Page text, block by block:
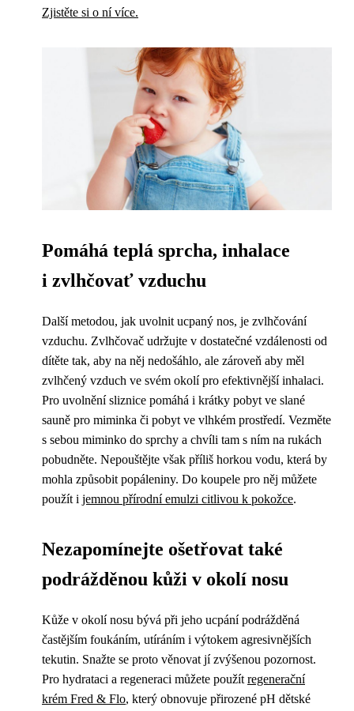
Zjistěte si o ní více.
Pomáhá teplá sprcha, inhalace
i zvlhčovať vzduchu
Další metodou, jak uvolnit ucpaný nos, je zvlhčování
vzduchu. Zvlhčovač udržujte v dostatečné vzdálenosti od
dítěte tak, aby na něj nedošáhlo, ale zároveň aby měl
zvlhčený vzduch ve svém okolí pro efektivnější inhalaci.
Pro uvolnění sliznice pomáhá i krátky pobyt ve slané
sauně pro miminka či pobyt ve vlhkém prostředí. Vezměte
s sebou miminko do sprchy a chvíli tam s ním na rukách
pobudněte. Nepouštějte však příliš horkou vodu, která by
mohla způsobit popáleniny. Do koupele pro něj můžete
použít i jemnou přírodní emulzi citlivou k pokožce.
Nezapomínejte ošetřovat také
podrážděnou kůži v okolí nosu
Kůže v okolí nosu bývá při jeho ucpání podrážděná
častějším foukáním, utíráním i výtokem agresivnějších
tekutin. Snažte se proto věnovat jí zvýšenou pozornost.
Pro hydrataci a regeneraci můžete použít regenerační
krém Fred & Flo, který obnovuje přirozené pH dětské